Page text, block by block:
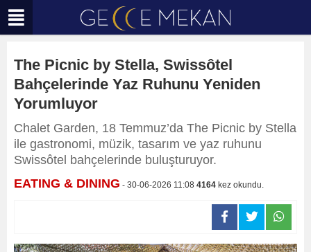
The Picnic by Stella, Swissôtel
Bahçelerinde Yaz Ruhunu Yeniden
Yorumluyor
Chalet Garden, 18 Temmuz’da The Picnic by Stella
ile gastronomi, müzik, tasarım ve yaz ruhunu
Swissôtel bahçelerinde buluşturuyor.
EATING & DINING - 30-06-2026 11:08 4164 kez okundu.